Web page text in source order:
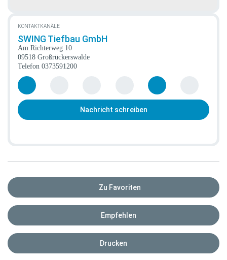
KONTAKTKANÄLE
SWING Tiefbau GmbH
Am Richterweg 10
09518 Großrückerswalde
Telefon 0373591200
Nachricht schreiben
Zu Favoriten
Empfehlen
Drucken